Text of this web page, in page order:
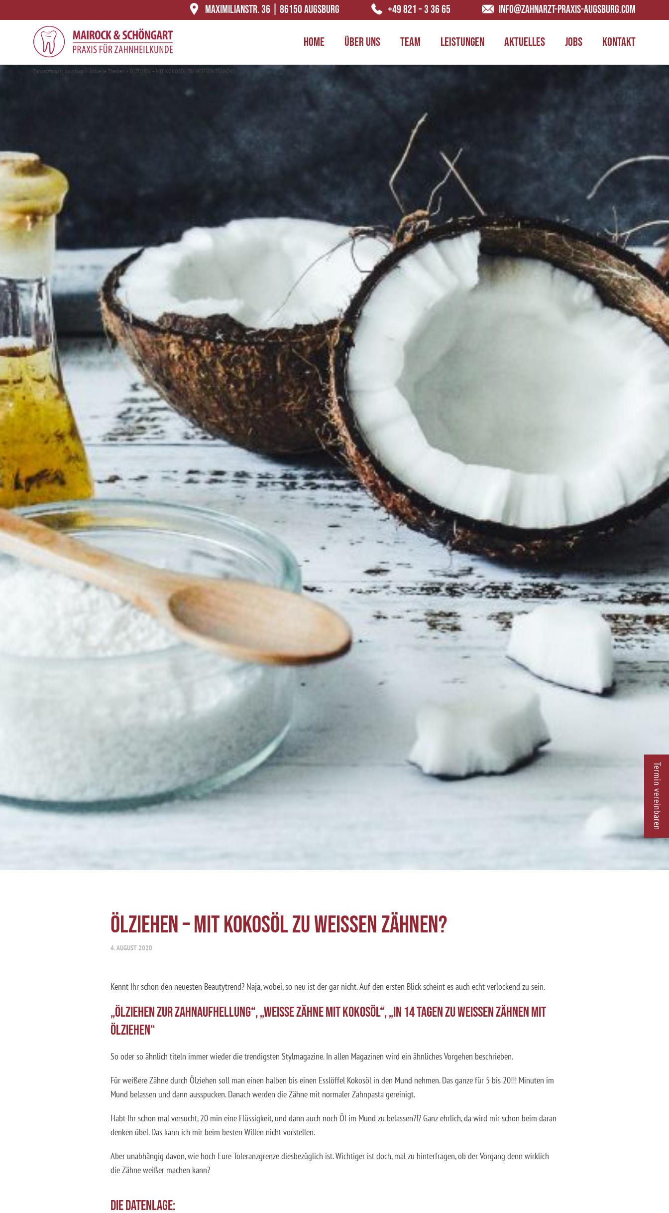
MAXIMILIANSTR. 36 | 86150 AUGSBURG +49 821 – 3 36 65 INFO@ZAHNARZT-PRAXIS-AUGSBURG.COM
HOME ÜBER UNS TEAM LEISTUNGEN AKTUELLES JOBS KONTAKT
Zahnarztpraxis Augsburg »Aktuelle Themen » ÖLZIEHEN – MIT KOKOSÖL ZU WEISSEN ZÄHNEN?
ÖLZIEHEN – MIT KOKOSÖL ZU WEISSEN ZÄHNEN?
4. AUGUST 2020
Kennt Ihr schon den neuesten Beautytrend? Naja, wobei, so neu ist der gar nicht. Auf den ersten Blick scheint es auch echt verlockend zu sein.
„ÖLZIEHEN ZUR ZAHNAUFHELLUNG“, „WEISSE ZÄHNE MIT KOKOSÖL“, „IN 14 TAGEN ZU WEISSEN ZÄHNEN MIT
ÖLZIEHEN“
So oder so ähnlich titeln immer wieder die trendigsten Stylmagazine. In allen Magazinen wird ein ähnliches Vorgehen beschrieben.
Für weißere Zähne durch Ölziehen soll man einen halben bis einen Esslöffel Kokosöl in den Mund nehmen. Das ganze für 5 bis 20!!! Minuten im
Mund belassen und dann ausspucken. Danach werden die Zähne mit normaler Zahnpasta gereinigt.
Habt Ihr schon mal versucht, 20 min eine Flüssigkeit, und dann auch noch Öl im Mund zu belassen?!? Ganz ehrlich, da wird mir schon beim daran
denken übel. Das kann ich mir beim besten Willen nicht vorstellen.
Aber unabhängig davon, wie hoch Eure Toleranzgrenze diesbezüglich ist. Wichtiger ist doch, mal zu hinterfragen, ob der Vorgang denn wirklich
die Zähne weißer machen kann?
DIE DATENLAGE:
Termin vereinbaren